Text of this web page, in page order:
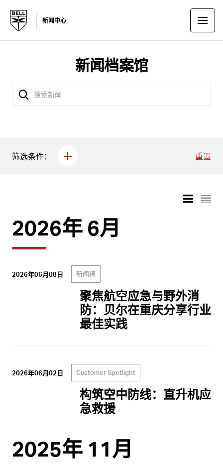
新闻中心
新闻档案馆
筛选条件： 重置
2026年 6月
2026年06月08日 新闻稿
聚焦航空应急与野外消
防：贝尔在重庆分享行业
最佳实践
2026年06月02日 Customer Spotlight
构筑空中防线：直升机应
急救援
2025年 11月